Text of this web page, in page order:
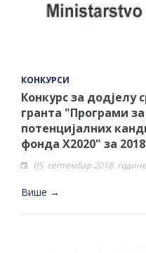
КОНКУРСИ
Конкурс за додјелу
гранта "Програми
потенцијалних
фонда Х2020" за
05. септембар 2018. године
Више →